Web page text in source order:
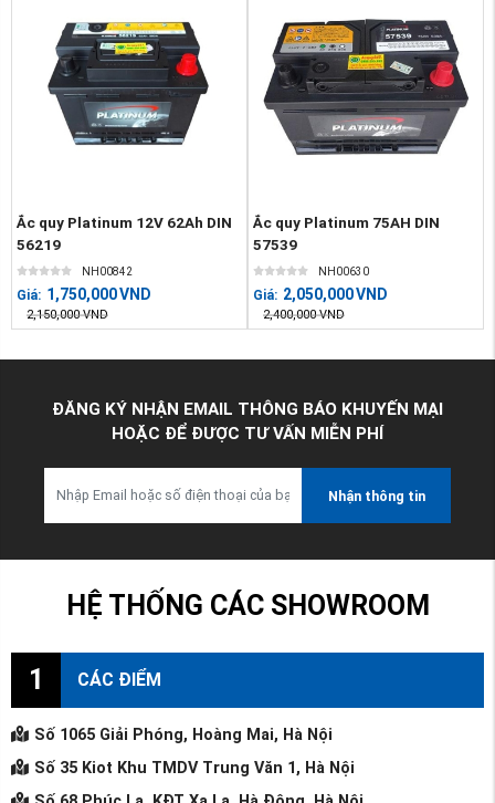
Ắc quy Platinum 12V 62Ah DIN
56219
NH00842
Giá: 1,750,000VND
2,150,000 VND
Ắc quy Platinum 75AH DIN
57539
NH00630
Giá: 2,050,000VND
2,400,000 VND
ĐĂNG KÝ NHẬN EMAIL THÔNG BÁO KHUYẾN MẠI
HOẶC ĐỂ ĐƯỢC TƯ VẤN MIỄN PHÍ
Nhận thông tin
HỆ THỐNG CÁC SHOWROOM
1 CÁC ĐIỂM
Số 1065 Giải Phóng, Hoàng Mai, Hà Nội
Số 35 Kiot Khu TMDV Trung Văn 1, Hà Nội